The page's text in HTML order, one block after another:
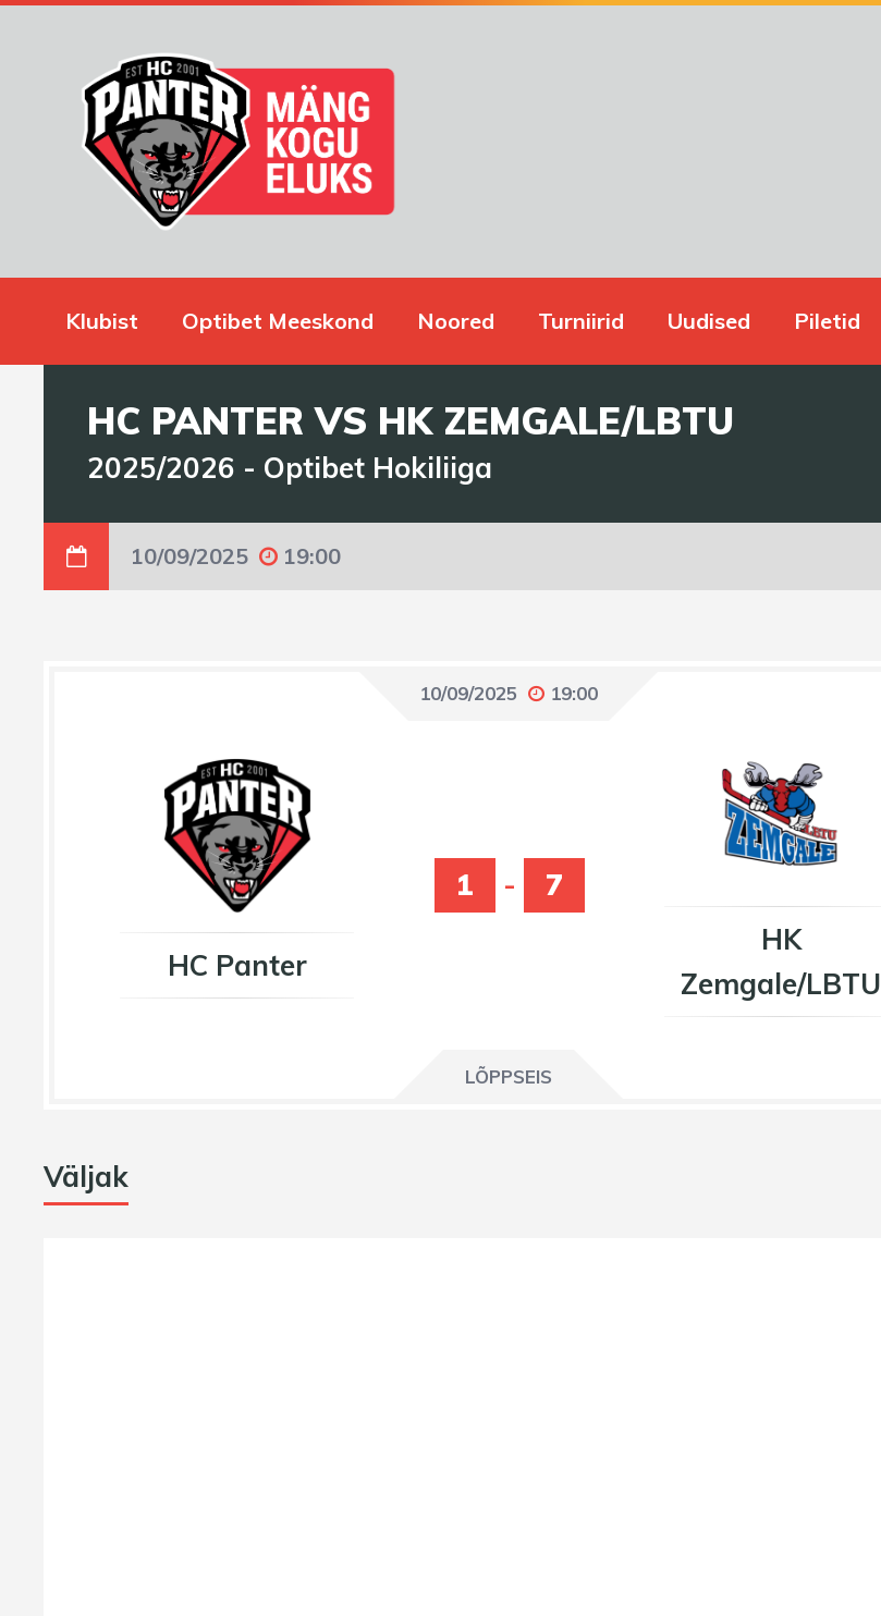
Klubist Optibet Meeskond Noored Turniirid Uudised Piletid
HC PANTER VS HK ZEMGALE/LBTU
2025/2026 - Optibet Hokiliiga
10/09/2025 19:00
10/09/2025 19:00
HC Panter
1 -
7
HK
Zemgale/LBTU
LÕPPSEIS
Väljak